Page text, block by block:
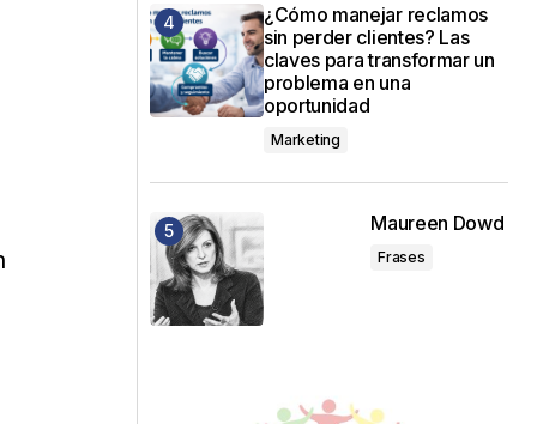
¿Cómo manejar reclamos
sin perder clientes? Las
claves para transformar un
problema en una
oportunidad
Marketing
Maureen Dowd
Frases